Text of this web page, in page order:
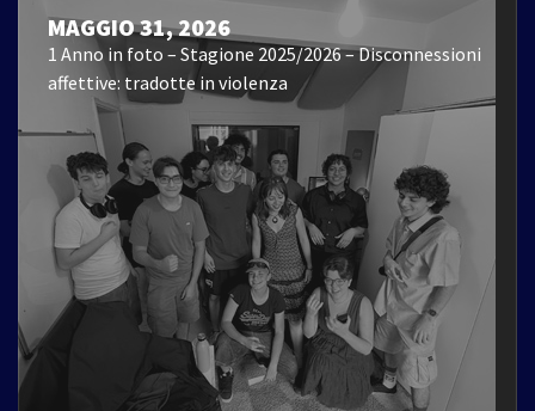
MAGGIO 31, 2026
1 Anno in foto – Stagione 2025/2026 – Disconnessioni
affettive: tradotte in violenza